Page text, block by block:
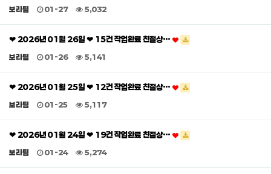
보라팀 01-27 5,032
❤ 2026년 01월 26일 ❤ 15건 작업완료 친절상…
보라팀 01-26 5,141
❤ 2026년 01월 25일 ❤ 12건 작업완료 친절상…
보라팀 01-25 5,117
❤ 2026년 01월 24일 ❤ 19건 작업완료 친절상…
보라팀 01-24 5,274